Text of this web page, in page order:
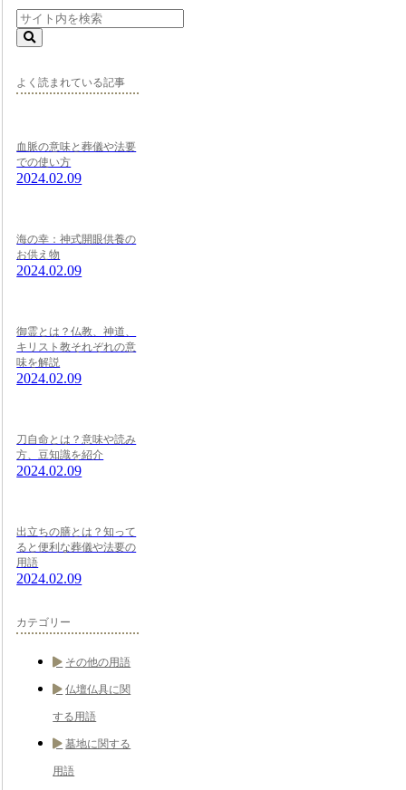
よく読まれている記事
血脈の意味と葬儀や法要
での使い方
2024.02.09
海の幸：神式開眼供養の
お供え物
2024.02.09
御霊とは？仏教、神道、
キリスト教それぞれの意
味を解説
2024.02.09
刀自命とは？意味や読み
方、豆知識を紹介
2024.02.09
出立ちの膳とは？知って
ると便利な葬儀や法要の
用語
2024.02.09
カテゴリー
その他の用語
仏壇仏具に関
する用語
墓地に関する
用語